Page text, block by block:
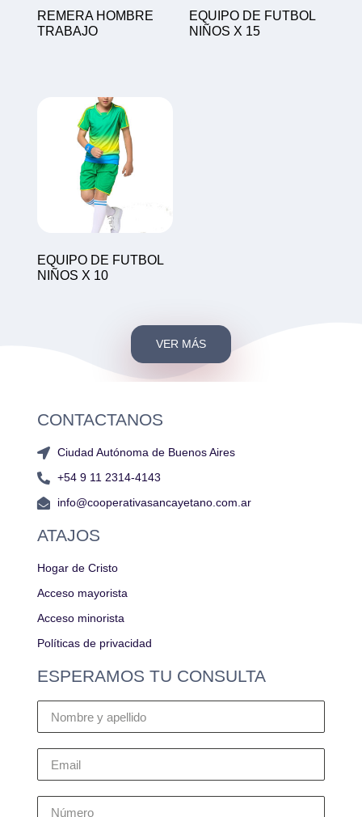
REMERA HOMBRE
TRABAJO
EQUIPO DE FUTBOL
NIÑOS X 15
EQUIPO DE FUTBOL
NIÑOS X 10
VER MÁS
CONTACTANOS
Ciudad Autónoma de Buenos Aires
+54 9 11 2314-4143
info@cooperativasancayetano.com.ar
ATAJOS
Hogar de Cristo
Acceso mayorista
Acceso minorista
Políticas de privacidad
ESPERAMOS TU CONSULTA